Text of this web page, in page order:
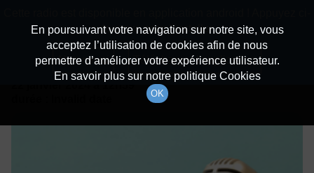
Détails De L'épisode
à 12h59
En poursuivant votre navigation sur notre site, vous
acceptez l’utilisation de cookies afin de nous
permettre d’améliorer votre expérience utilisateur.
En savoir plus sur notre politique Cookies
OK
dessous pour l'installer.
Non merci Télécharger l'application